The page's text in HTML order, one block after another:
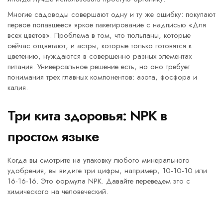
Многие садоводы совершают одну и ту же ошибку: покупают
первое попавшееся яркое пакетирование с надписью «Для
всех цветов». Проблема в том, что тюльпаны, которые
сейчас отцветают, и астры, которые только готовятся к
цветению, нуждаются в совершенно разных элементах
питания. Универсальное решение есть, но оно требует
понимания трех главных компонентов: азота, фосфора и
калия.
Три кита здоровья: NPK в
простом языке
Когда вы смотрите на упаковку любого минерального
удобрения, вы видите три цифры, например, 10-10-10 или
16-16-16. Это формула NPK. Давайте переведем это с
химического на человеческий.